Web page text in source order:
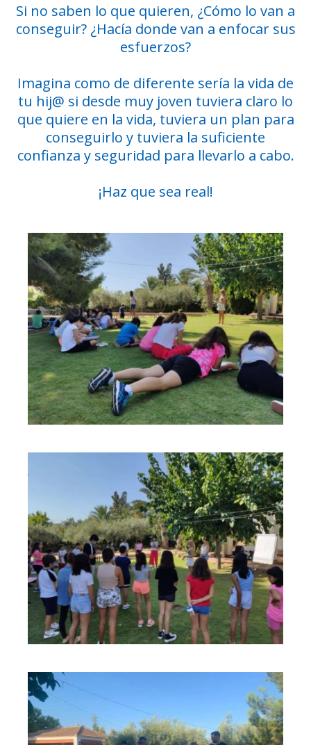
Si no saben lo que quieren, ¿Cómo lo van a
conseguir? ¿Hacía donde van a enfocar sus
esfuerzos?
Imagina como de diferente sería la vida de
tu hij@ si desde muy joven tuviera claro lo
que quiere en la vida, tuviera un plan para
conseguirlo y tuviera la suficiente
confianza y seguridad para llevarlo a cabo.
¡Haz que sea real!